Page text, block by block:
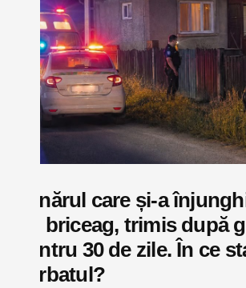
Tânărul care și-a
un briceag, trimis după
pentru 30 de zile. În ce
bărbatul?